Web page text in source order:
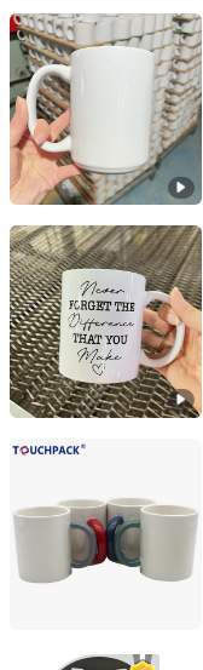
Zibo Seefy Light
Shandong, China
Zibo Seefy Light
Shandong, China
Shanghai Touch
Shanghai, China